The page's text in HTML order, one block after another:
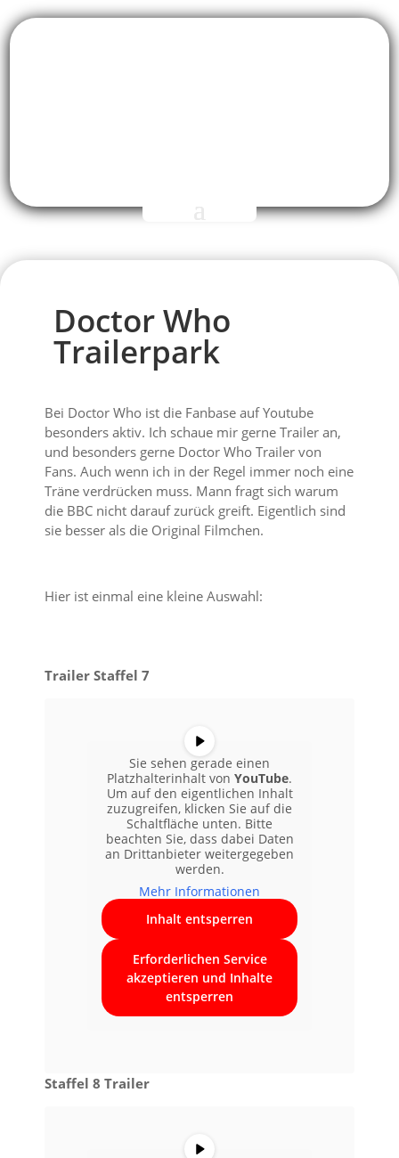
Doctor Who
Trailerpark
Bei Doctor Who ist die Fanbase auf Youtube
besonders aktiv. Ich schaue mir gerne Trailer an,
und besonders gerne Doctor Who Trailer von
Fans. Auch wenn ich in der Regel immer noch eine
Träne verdrücken muss. Mann fragt sich warum
die BBC nicht darauf zurück greift. Eigentlich sind
sie besser als die Original Filmchen.
Hier ist einmal eine kleine Auswahl:
Trailer Staffel 7
Sie sehen gerade einen
Platzhalterinhalt von YouTube.
Um auf den eigentlichen Inhalt
zuzugreifen, klicken Sie auf die
Schaltfläche unten. Bitte
beachten Sie, dass dabei Daten
an Drittanbieter weitergegeben
werden.
Mehr Informationen
Inhalt entsperren
Erforderlichen Service
akzeptieren und Inhalte
entsperren
Staffel 8 Trailer